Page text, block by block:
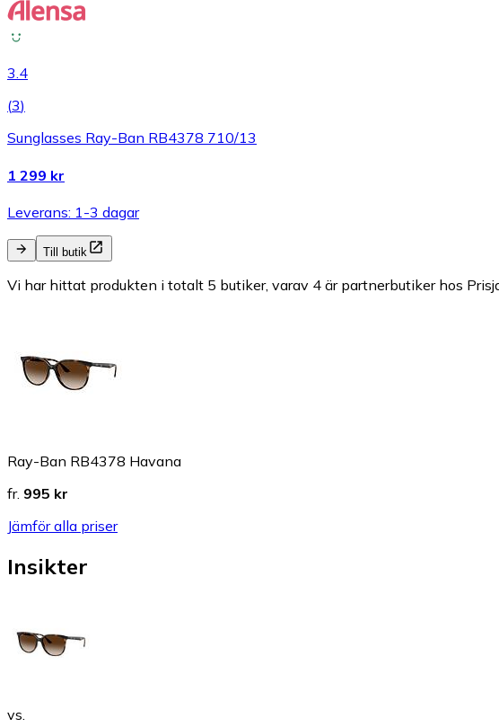
3.4
(3)
Sunglasses Ray-Ban RB4378 710/13
1 299 kr
Leverans: 1-3 dagar
Till butik
Vi har hittat produkten i totalt 5 butiker, varav 4 är partnerbutiker hos
Ray-Ban RB4378 Havana
fr. 995 kr
Jämför alla priser
Insikter
vs.